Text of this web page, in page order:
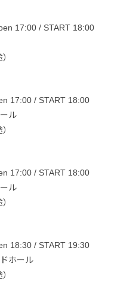
17:00 / START 18:00
17:00 / START 18:00
ル
17:00 / START 18:00
ル
18:30 / START 19:30
ホール